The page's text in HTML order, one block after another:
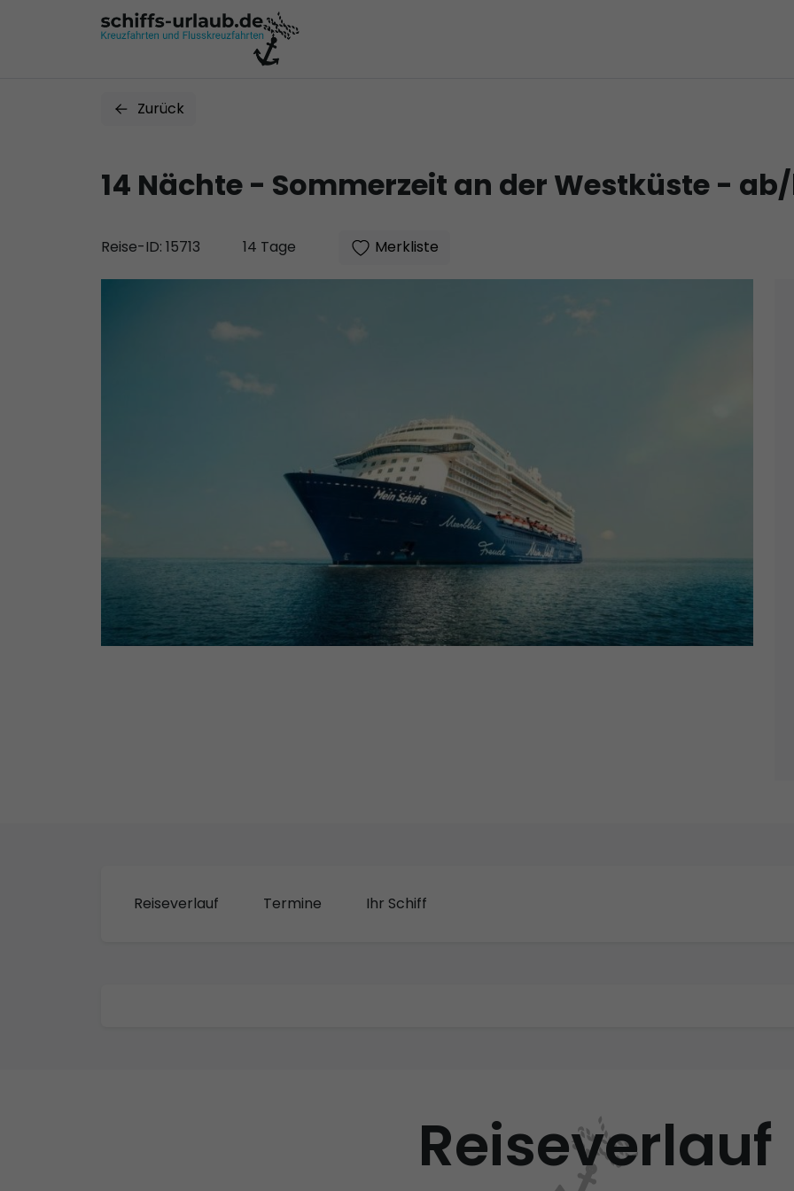
Zurück
14 Nächte - Sommerzeit an der Westküste -
Reise-ID: 15713 14 Tage Merkliste
Reiseverlauf Termine Ihr Schiff
Reiseverlauf